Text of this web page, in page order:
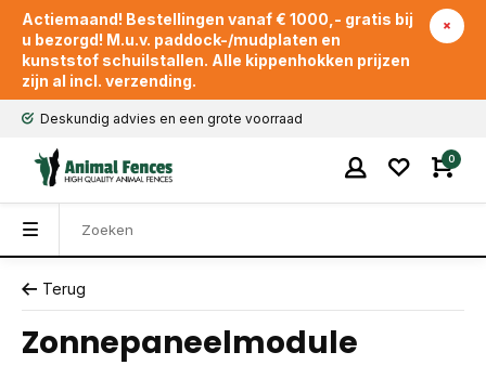
Actiemaand! Bestellingen vanaf € 1000,- gratis bij
u bezorgd! M.u.v. paddock-/mudplaten en
kunststof schuilstallen. Alle kippenhokken prijzen
zijn al incl. verzending.
Deskundig advies en een grote voorraad
0
Terug
Zonnepaneelmodule